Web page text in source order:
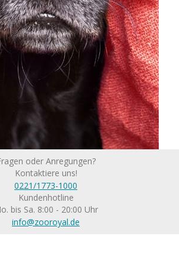
oder Anregungen?
Kontaktiere uns!
0221/1773-1000
Kundenhotline
bis Sa. 8:00 - 20:00 Uhr
info@zooroyal.de